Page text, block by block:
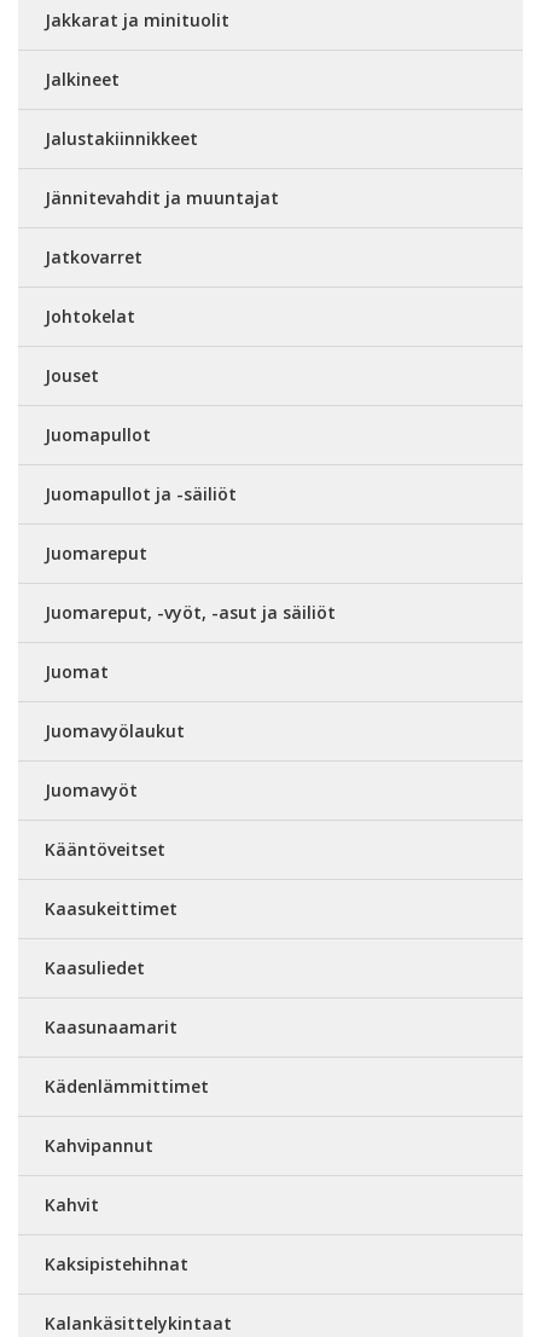
Jakkarat ja minituolit
Jalkineet
Jalustakiinnikkeet
Jännitevahdit ja muuntajat
Jatkovarret
Johtokelat
Jouset
Juomapullot
Juomapullot ja -säiliöt
Juomareput
Juomareput, -vyöt, -asut ja säiliöt
Juomat
Juomavyölaukut
Juomavyöt
Kääntöveitset
Kaasukeittimet
Kaasuliedet
Kaasunaamarit
Kädenlämmittimet
Kahvipannut
Kahvit
Kaksipistehihnat
Kalankäsittelykintaat